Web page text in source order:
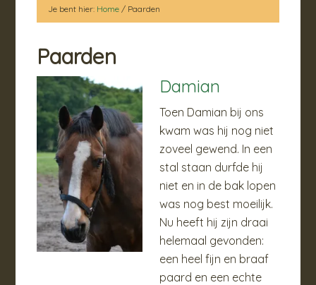
Je bent hier: Home/ Paarden
Paarden
Damian
Toen Damian bij ons
kwam was hij nog niet
zoveel gewend. In een
stal staan durfde hij
niet en in de bak lopen
was nog best moeilijk.
Nu heeft hij zijn draai
helemaal gevonden:
een heel fijn en braaf
paard en een echte